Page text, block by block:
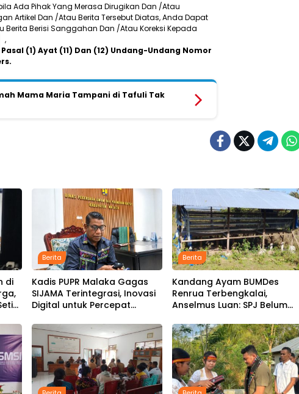
Ada Pihak Yang Merasa Dirugikan Dan /Atau
Artikel Dan /Atau Berita Tersebut Diatas, Anda Dapat
Berita Berisi Sanggahan Dan /Atau Koreksi Kepada
,
Pasal (1) Ayat (11) Dan (12) Undang-Undang Nomor
Mama Maria Tampani di Tafuli Tak
di
Berita
Kadis PUPR Malaka Gagas
SIJAMA Terintegrasi, Inovasi
Digital untuk Percepat
Berita
Kandang Ayam BUMDes
Renrua Terbengkalai,
Anselmus Luan: SPJ Belum
Sejak Januari Belum Dibayar